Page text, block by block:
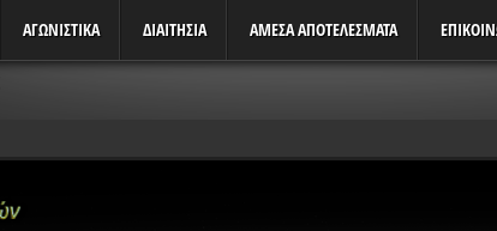
ΑΓΩΝΙΣΤΙΚΆ ΔΙΑΙΤΗΣΙΑ ΑΜΕΣΑ ΑΠΟΤΕΛΕΣΜΑΤΑ